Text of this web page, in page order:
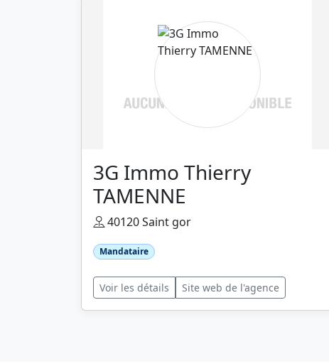
3G Immo Thierry
TAMENNE
40120 Saint gor
Mandataire
Voir les détails Site web de l'agence